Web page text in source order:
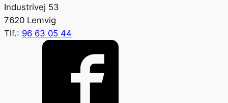
Industrivej 53
7620 Lemvig
Tlf.: 96 63 05 44